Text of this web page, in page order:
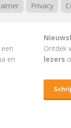
Privacy
een
en
Ontdek
lezers